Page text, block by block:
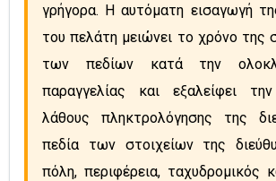
γρήγορα. Η αυτόματη εισαγωγή
του πελάτη μειώνει το χρόνο της
των πεδίων κατά την
παραγγελίας και εξαλείφει
λάθους πληκτρολόγησης της
πεδία των στοιχείων της
πόλη, περιφέρεια, ταχυδρομικός